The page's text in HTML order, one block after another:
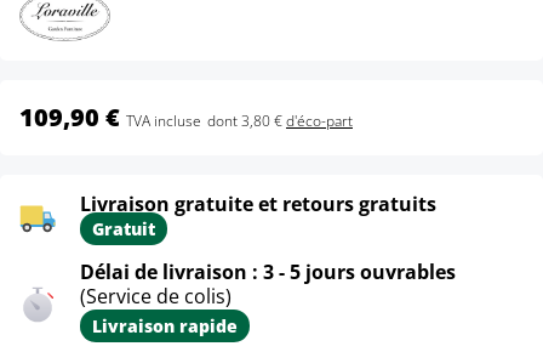
109,90 € TVA incluse dont 3,80 €d'éco-part
Livraison gratuite et retours gratuits
Gratuit
Délai de livraison : 3 - 5 jours ouvrables
(Service de colis)
Livraison rapide